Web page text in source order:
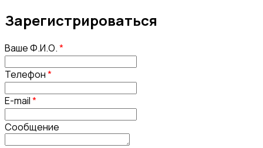
Зарегистрироваться
Ваше Ф.И.О.*
Телефон*
E-mail*
Сообщение